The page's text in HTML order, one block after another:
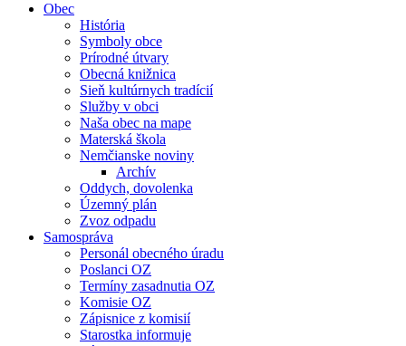
Obec
História
Symboly obce
Prírodné útvary
Obecná knižnica
Sieň kultúrnych tradícií
Služby v obci
Naša obec na mape
Materská škola
Nemčianske noviny
Archív
Oddych, dovolenka
Územný plán
Zvoz odpadu
Samospráva
Personál obecného úradu
Poslanci OZ
Termíny zasadnutia OZ
Komisie OZ
Zápisnice z komisií
Starostka informuje